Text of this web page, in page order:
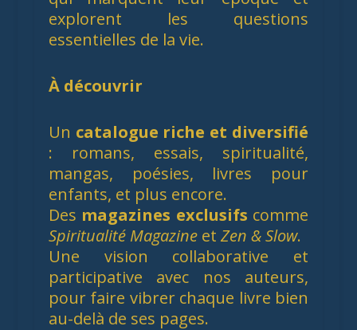
explorent les questions
essentielles de la vie.
À découvrir
Un catalogue riche et diversifié
: romans, essais, spiritualité,
mangas, poésies, livres pour
enfants, et plus encore.
Des magazines exclusifs comme
Spiritualité Magazineet Zen & Slow.
Une vision collaborative et
participative avec nos auteurs,
pour faire vibrer chaque livre bien
au-delà de ses pages.